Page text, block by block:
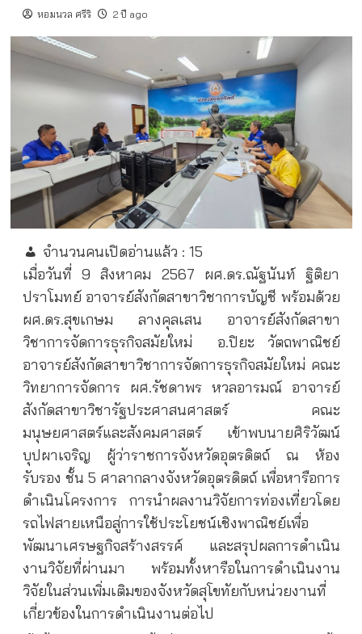
หอมนวล ศรีริ 2 ปี ago
จำนวนคนเปิดอ่านแล้ว : 15
เมื่อวันที่ 9 สิงหาคม 2567 ผศ.ดร.ณัฐนันท์ ฐิติยา
ปราโมทย์ อาจารย์สังกัดสาขาวิชาการบัญชี พร้อมด้วย
ผศ.ดร.สุขเกษม ลางคุลเสน อาจารย์สังกัดสาขา
วิชาการจัดการธุรกิจสมัยใหม่
อ.ปิยะ วัตถพาณิชย์
อาจารย์สังกัดสาขาวิชาการจัดการธุรกิจสมัยใหม่ คณะ
วิทยาการจัดการ ผศ.รัชดาพร หวลอารมณ์ อาจารย์
สังกัดสาขาวิชารัฐประศาสนศาสตร์ คณะ
มนุษยศาสตร์และสังคมศาสตร์ เข้าพบนายศิริวัฒน์
บุปผาเจริญ ผู้ว่าราชการจังหวัดอุตรดิตถ์ ณ ห้อง
รับรอง ชั้น 5 ศาลากลางจังหวัดอุตรดิตถ์ เพื่อหารือการ
ดำเนินโครงการ การนำผลงานวิจัยการท่องเที่ยวโดย
รถไฟสายเหนือสู่การใช้ประโยชน์เชิงพาณิชย์เพื่อ
พัฒนาเศรษฐกิจสร้างสรรค์ และสรุปผลการดำเนิน
งานวิจัยที่ผ่านมา พร้อมทั้งหารือในการดำเนินงาน
วิจัยในส่วนเพิ่มเติมของจังหวัดสุโขทัยกับหน่วยงานที่
เกี่ยวข้องในการดำเนินงานต่อไป